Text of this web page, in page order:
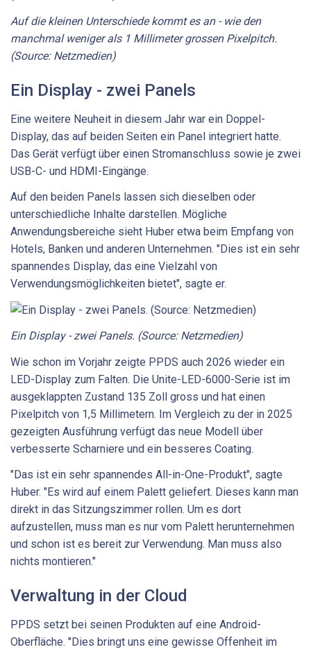
Auf die kleinen Unterschiede kommt es an - wie den
manchmal weniger als 1 Millimeter grossen Pixelpitch.
(Source: Netzmedien)
Ein Display - zwei Panels
Eine weitere Neuheit in diesem Jahr war ein Doppel-
Display, das auf beiden Seiten ein Panel integriert hatte.
Das Gerät verfügt über einen Stromanschluss sowie je zwei
USB-C- und HDMI-Eingänge.
Auf den beiden Panels lassen sich dieselben oder
unterschiedliche Inhalte darstellen. Mögliche
Anwendungsbereiche sieht Huber etwa beim Empfang von
Hotels, Banken und anderen Unternehmen. "Dies ist ein sehr
spannendes Display, das eine Vielzahl von
Verwendungsmöglichkeiten bietet", sagte er.
Ein Display - zwei Panels. (Source: Netzmedien)
Wie schon im Vorjahr zeigte PPDS auch 2026 wieder ein
LED-Display zum Falten. Die Unite-LED-6000-Serie ist im
ausgeklappten Zustand 135 Zoll gross und hat einen
Pixelpitch von 1,5 Millimetern. Im Vergleich zu der in 2025
gezeigten Ausführung verfügt das neue Modell über
verbesserte Scharniere und ein besseres Coating.
"Das ist ein sehr spannendes All-in-One-Produkt", sagte
Huber. "Es wird auf einem Palett geliefert. Dieses kann man
direkt in das Sitzungszimmer rollen. Um es dort
aufzustellen, muss man es nur vom Palett herunternehmen
und schon ist es bereit zur Verwendung. Man muss also
nichts montieren."
Verwaltung in der Cloud
PPDS setzt bei seinen Produkten auf eine Android-
Oberfläche. "Dies bringt uns eine gewisse Offenheit im